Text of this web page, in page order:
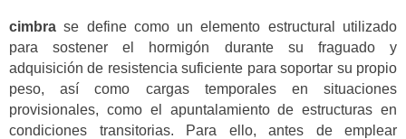
cimbra se define como un elemento estructural utilizado
para sostener el hormigón durante su fraguado y
adquisición de resistencia suficiente para soportar su propio
peso, así como cargas temporales en situaciones
provisionales, como el apuntalamiento de estructuras en
condiciones transitorias. Para ello, antes de emplear